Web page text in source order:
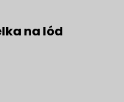
na lód